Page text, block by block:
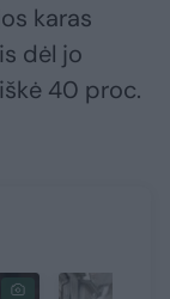
karas
dėl jo
40 proc.